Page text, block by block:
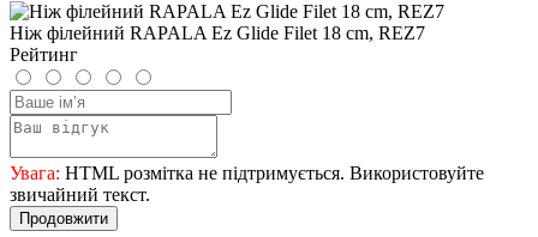
Ніж філейний RAPALA Ez Glide Filet 18 cm, REZ7
Рейтинг
Увага: HTML розмітка не підтримується. Використовуйте
звичайний текст.
Продовжити